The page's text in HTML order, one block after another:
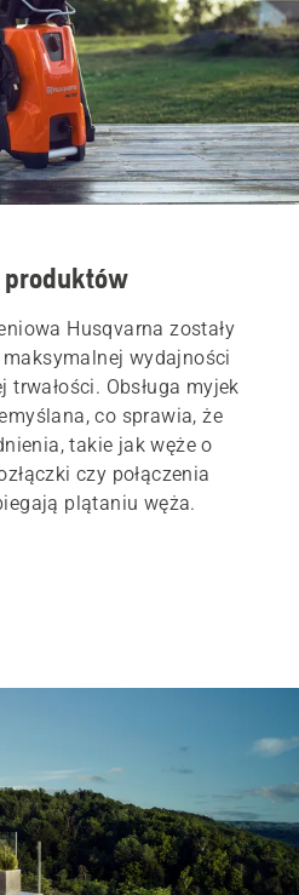
produktów
Husqvarna zostały
wydajności
Obsługa myjek
co sprawia, że
takie jak węże o
czy połączenia
plątaniu węża.